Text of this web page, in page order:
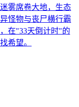
雾席卷大地，生态
怪物与丧尸横行霸
在"33天倒计时"的
希望。